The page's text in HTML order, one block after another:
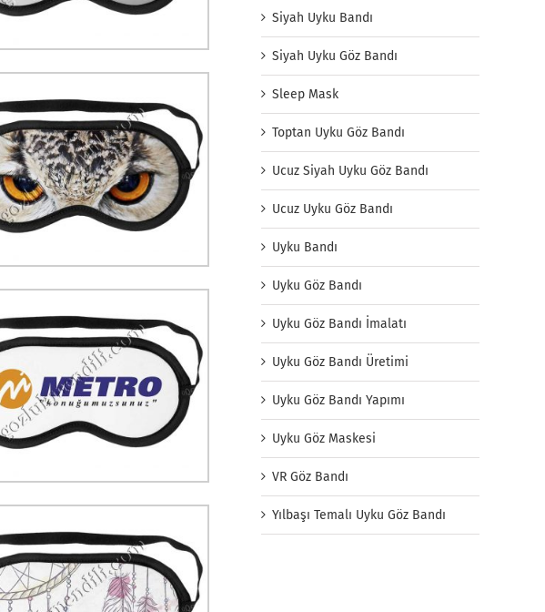
Siyah Uyku Bandı
Siyah Uyku Göz Bandı
Sleep Mask
Toptan Uyku Göz Bandı
Ucuz Siyah Uyku Göz Bandı
Ucuz Uyku Göz Bandı
Uyku Bandı
Uyku Göz Bandı
Uyku Göz Bandı İmalatı
Uyku Göz Bandı Üretimi
Uyku Göz Bandı Yapımı
Uyku Göz Maskesi
VR Göz Bandı
Yılbaşı Temalı Uyku Göz Bandı